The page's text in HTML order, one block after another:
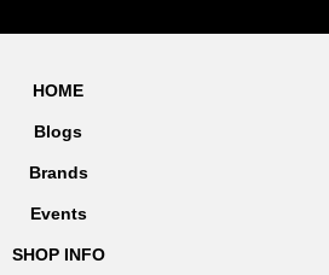
HOME
Blogs
Brands
Events
SHOP INFO